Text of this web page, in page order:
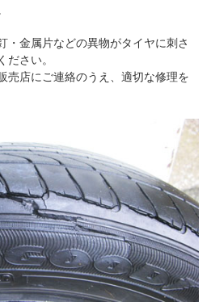
・金属片などの異物がタイヤに刺さ
ださい。
売店にご連絡のうえ、適切な修理を